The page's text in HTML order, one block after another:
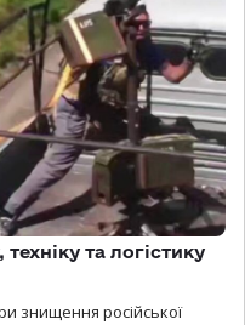
та логістику
знищення російської